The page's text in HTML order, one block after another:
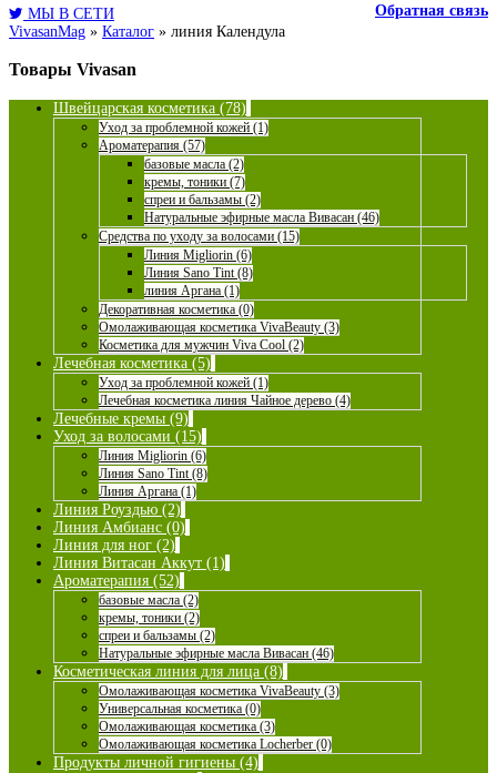
Обратная связь
МЫ В СЕТИ
VivasanMag » Каталог » линия Календула
Товары Vivasan
Швейцарская косметика (78)
Уход за проблемной кожей (1)
Ароматерапия (57)
базовые масла (2)
кремы, тоники (7)
спреи и бальзамы (2)
Натуральные эфирные масла Вивасан (46)
Средства по уходу за волосами (15)
Линия Migliorin (6)
Линия Sano Tint (8)
линия Аргана (1)
Декоративная косметика (0)
Омолаживающая косметика VivaBeauty (3)
Косметика для мужчин Viva Cool (2)
Лечебная косметика (5)
Уход за проблемной кожей (1)
Лечебная косметика линия Чайное дерево (4)
Лечебные кремы (9)
Уход за волосами (15)
Линия Migliorin (6)
Линия Sano Tint (8)
Линия Аргана (1)
Линия Роуздью (2)
Линия Амбианс (0)
Линия для ног (2)
Линия Витасан Аккут (1)
Ароматерапия (52)
базовые масла (2)
кремы, тоники (2)
спреи и бальзамы (2)
Натуральные эфирные масла Вивасан (46)
Косметическая линия для лица (8)
Омолаживающая косметика VivaBeauty (3)
Универсальная косметика (0)
Омолаживающая косметика (3)
Омолаживающая косметика Locherber (0)
Продукты личной гигиены (4)